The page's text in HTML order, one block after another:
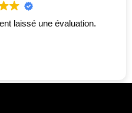
laissé une évaluation.